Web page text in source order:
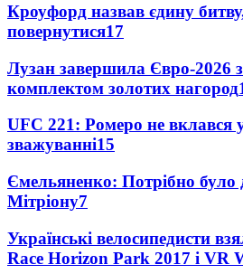
Кроуфорд назвав єдину
повернутися17
Лузан завершила Євро-2026
комплектом золотих нагород
UFC 221: Ромеро не вклався
зважуванні15
Ємельяненко: Потрібно
Мітріону7
Українські велосипедисти
Race Horizon Park 2017 і VR